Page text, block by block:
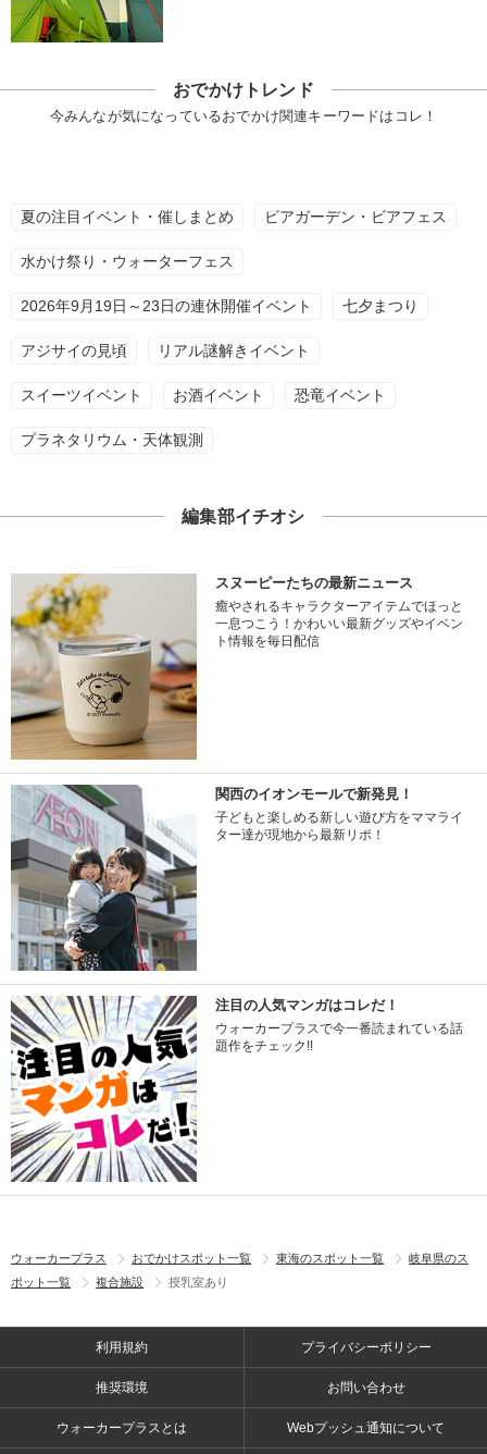
おでかけトレンド
今みんなが気になっているおでかけ関連キーワードはコレ！
夏の注目イベント・催しまとめ ビアガーデン・ビアフェス
水かけ祭り・ウォーターフェス
2026年9月19日～23日の連休開催イベント 七夕まつり
アジサイの見頃 リアル謎解きイベント
スイーツイベント お酒イベント 恐竜イベント
プラネタリウム・天体観測
編集部イチオシ
スヌーピーたちの最新ニュース
癒やされるキャラクターアイテムでほっと
一息つこう！かわいい最新グッズやイベン
ト情報を毎日配信
関西のイオンモールで新発見！
子どもと楽しめる新しい遊び方をママライ
ター達が現地から最新リポ！
注目の人気マンガはコレだ！
ウォーカープラスで今一番読まれている話
題作をチェック!!
ウォーカープラス おでかけスポット一覧 東海のスポット一覧
岐阜県のス
ポット一覧
複合施設 授乳室あり
利用規約 プライバシーポリシー
推奨環境 お問い合わせ
ウォーカープラスとは Webプッシュ通知について